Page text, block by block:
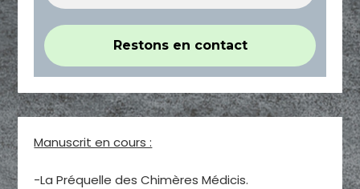
Manuscrit en cours :
-La Préquelle des Chimères Médicis.